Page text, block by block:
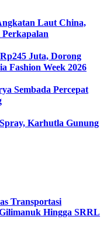
Laut China,
Perkapalan
Juta, Dorong
Fashion Week 2026
Sembada Percepat
Karhutla Gunung
Transportasi
Hingga SRRL